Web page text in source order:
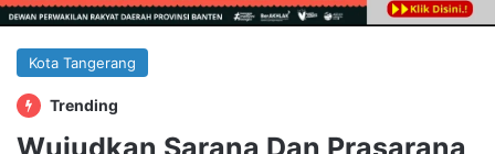
Kota Tangerang
Trending
Wujudkan Sarana Dan Prasarana